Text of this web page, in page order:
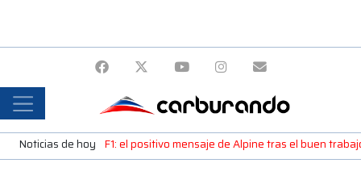
Noticias de hoy F1: el positivo mensaje de Alpine tras el buen